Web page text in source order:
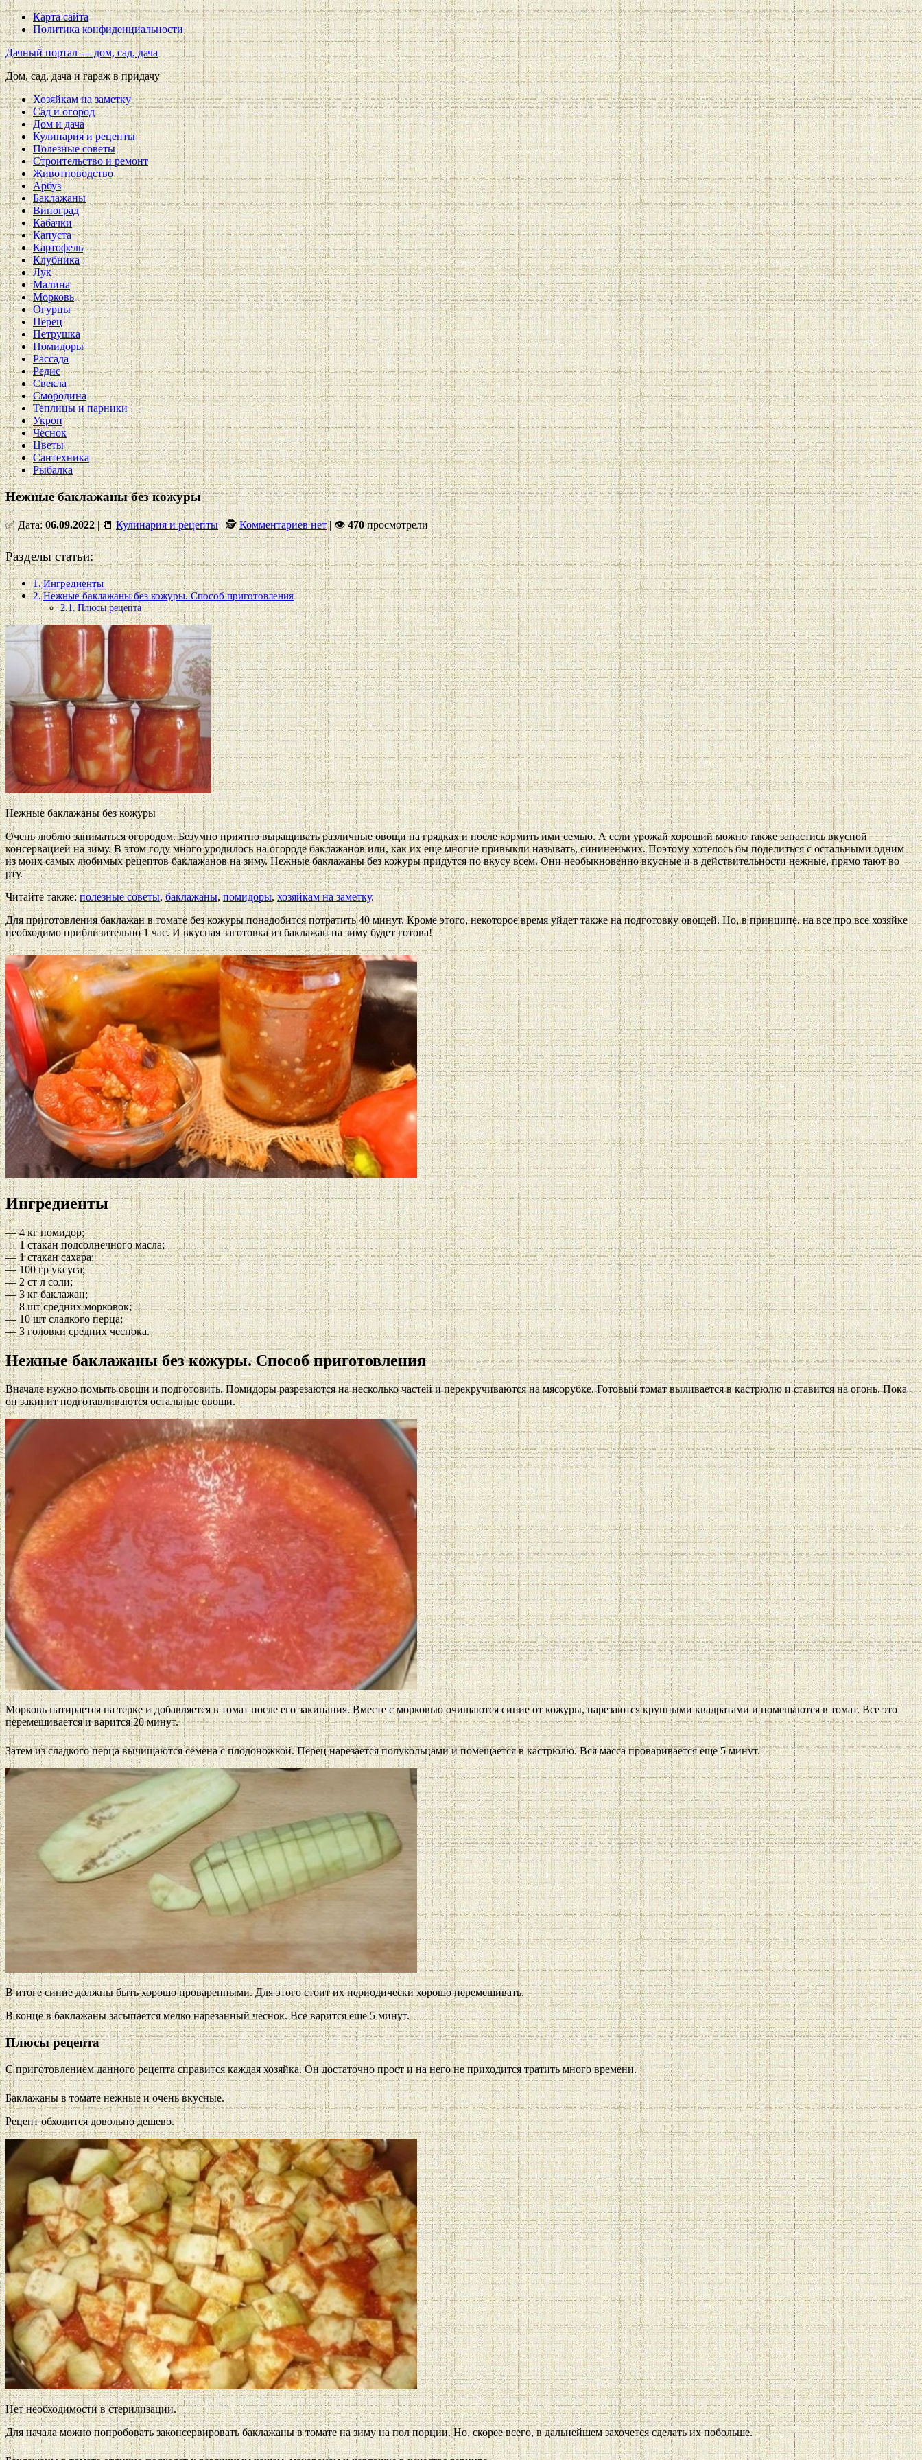
Карта сайта
Политика конфиденциальности
Дачный портал — дом, сад, дача
Дом, сад, дача и гараж в придачу
Хозяйкам на заметку
Сад и огород
Дом и дача
Кулинария и рецепты
Полезные советы
Строительство и ремонт
Животноводство
Арбуз
Баклажаны
Виноград
Кабачки
Капуста
Картофель
Клубника
Лук
Малина
Морковь
Огурцы
Перец
Петрушка
Помидоры
Рассада
Редис
Свекла
Смородина
Теплицы и парники
Укроп
Чеснок
Цветы
Сантехника
Рыбалка
Нежные баклажаны без кожуры
✅ Дата:06.09.2022| 📒Кулинария и рецепты| 🕵Комментариев нет| 👁470просмотрели
Разделы статьи:
Ингредиенты
Нежные баклажаны без кожуры. Способ приготовления
Плюсы рецепта
Нежные баклажаны без кожуры
Очень люблю заниматься огородом. Безумно приятно выращивать различные овощи на грядках и после кормить ими семью. А если урожай хороший можно также запастись вкусной
консервацией на зиму. В этом году много уродилось на огороде баклажанов или, как их еще многие привыкли называть, сининеньких. Поэтому хотелось бы поделиться с остальными одним
из моих самых любимых рецептов баклажанов на зиму. Нежные баклажаны без кожуры придутся по вкусу всем. Они необыкновенно вкусные и в действительности нежные, прямо тают во
рту.
Читайте также:полезные советы,баклажаны,помидоры,хозяйкам на заметку.
Для приготовления баклажан в томате без кожуры понадобится потратить 40 минут. Кроме этого, некоторое время уйдет также на подготовку овощей. Но, в принципе, на все про все хозяйке
необходимо приблизительно 1 час. И вкусная заготовка из баклажан на зиму будет готова!
Ингредиенты
— 4 кг помидор;
— 1 стакан подсолнечного масла;
— 1 стакан сахара;
— 100 гр уксуса;
— 2 ст л соли;
— 3 кг баклажан;
— 8 шт средних морковок;
— 10 шт сладкого перца;
— 3 головки средних чеснока.
Нежные баклажаны без кожуры. Способ приготовления
Вначале нужно помыть овощи и подготовить. Помидоры разрезаются на несколько частей и перекручиваются на мясорубке. Готовый томат выливается в кастрюлю и ставится на огонь. Пока
он закипит подготавливаются остальные овощи.
Морковь натирается на терке и добавляется в томат после его закипания. Вместе с морковью очищаются синие от кожуры, нарезаются крупными квадратами и помещаются в томат. Все это
перемешивается и варится 20 минут.
Затем из сладкого перца вычищаются семена с плодоножкой. Перец нарезается полукольцами и помещается в кастрюлю. Вся масса проваривается еще 5 минут.
В итоге синие должны быть хорошо проваренными. Для этого стоит их периодически хорошо перемешивать.
В конце в баклажаны засыпается мелко нарезанный чеснок. Все варится еще 5 минут.
Плюсы рецепта
С приготовлением данного рецепта справится каждая хозяйка. Он достаточно прост и на него не приходится тратить много времени.
Баклажаны в томате нежные и очень вкусные.
Рецепт обходится довольно дешево.
Нет необходимости в стерилизации.
Для начала можно попробовать законсервировать баклажаны в томате на зиму на пол порции. Но, скорее всего, в дальнейшем захочется сделать их побольше.